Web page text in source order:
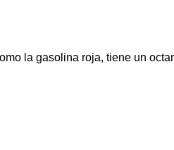
la gasolina roja, tiene un